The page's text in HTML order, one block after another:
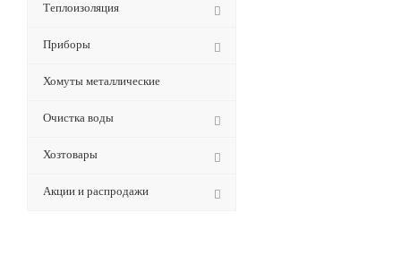
Теплоизоляция
Приборы
Хомуты металлические
Очистка воды
Хозтовары
Акции и распродажи